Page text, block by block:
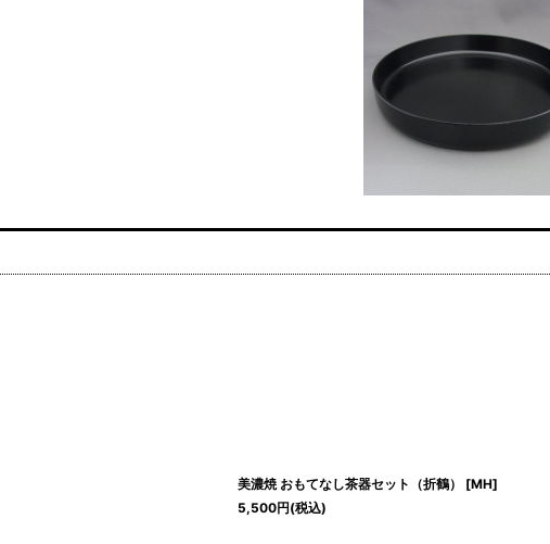
美濃焼 おもてなし茶器セット（折鶴） [MH]
5,500円(税込)